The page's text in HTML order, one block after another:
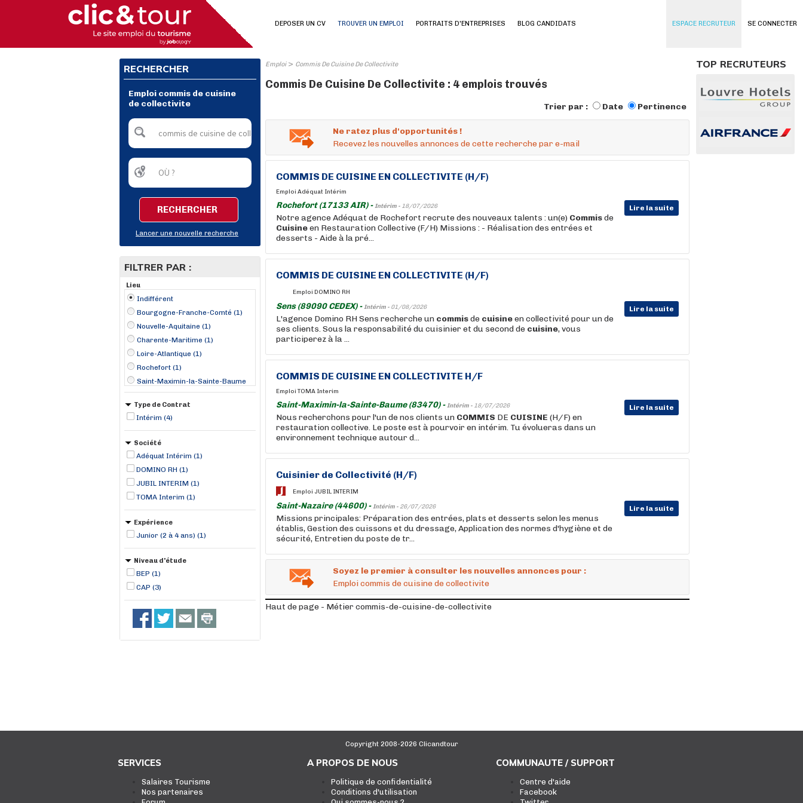
SE CONNECTER
DEPOSER UN CV TROUVER UN EMPLOI PORTRAITS D'ENTREPRISES BLOG CANDIDATS ESPACE RECRUTEUR
RECHERCHER
Emploi commis de cuisine
de collectivite
RECHERCHER
Lancer une nouvelle recherche
FILTRER PAR :
Lieu
Indifférent
Bourgogne-Franche-Comté (1)
Nouvelle-Aquitaine (1)
Charente-Maritime (1)
Loire-Atlantique (1)
Rochefort (1)
Saint-Maximin-la-Sainte-Baume
(1)
Saint-Nazaire (1)
Sens (1)
Type de Contrat
Intérim (4)
Société
Adéquat Intérim (1)
DOMINO RH (1)
JUBIL INTERIM (1)
TOMA Interim (1)
Expérience
Junior (2 à 4 ans) (1)
Niveau d'étude
BEP (1)
CAP (3)
Emploi> Commis De Cuisine De Collectivite
Commis De Cuisine De Collectivite : 4 emplois trouvés
Trier par : Date Pertinence
Ne ratez plus d'opportunités !
Recevez les nouvelles annonces de cette recherche par e-mail
COMMIS DE CUISINE EN COLLECTIVITE (H/F)
Emploi Adéquat Intérim
Rochefort (17133 AIR) -Intérim - 18/07/2026 Lire la suite
Notre agence Adéquat de Rochefort recrute des nouveaux talents : un(e) Commisde
Cuisineen Restauration Collective (F/H) Missions : - Réalisation des entrées et
desserts - Aide à la pré...
COMMIS DE CUISINE EN COLLECTIVITE (H/F)
Emploi DOMINO RH
Sens (89090 CEDEX) -Intérim - 01/08/2026 Lire la suite
L'agence Domino RH Sens recherche un commisde cuisineen collectivité pour un de
ses clients. Sous la responsabilité du cuisinier et du second de cuisine, vous
participerez à la ...
COMMIS DE CUISINE EN COLLECTIVITE H/F
Emploi TOMA Interim
Saint-Maximin-la-Sainte-Baume (83470) -Intérim - 18/07/2026 Lire la suite
Nous recherchons pour l'un de nos clients un COMMIS DE CUISINE (H/F) en
restauration collective. Le poste est à pourvoir en intérim. Tu évolueras dans un
environnement technique autour d...
Cuisinier de Collectivité (H/F)
Emploi JUBIL INTERIM
Saint-Nazaire (44600) -Intérim - 26/07/2026 Lire la suite
Missions principales: Préparation des entrées, plats et desserts selon les menus
établis, Gestion des cuissons et du dressage, Application des normes d'hygiène et de
sécurité, Entretien du poste de tr...
Soyez le premier à consulter les nouvelles annonces pour :
Emploi commis de cuisine de collectivite
Haut de page - Métier commis-de-cuisine-de-collectivite
TOP RECRUTEURS
Copyright 2008-2026 Clicandtour
SERVICES
Salaires Tourisme
Nos partenaires
A PROPOS DE NOUS
Politique de confidentialité
Conditions d'utilisation
COMMUNAUTE / SUPPORT
Centre d'aide
Facebook